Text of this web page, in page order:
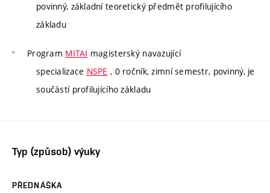
povinný, základní teoretický předmět profilujícího
základu
Program MITAI magisterský navazující
specializace NSPE , 0 ročník, zimní semestr, povinný, je
součástí profilujícího základu
Typ (způsob) výuky
PŘEDNÁŠKA